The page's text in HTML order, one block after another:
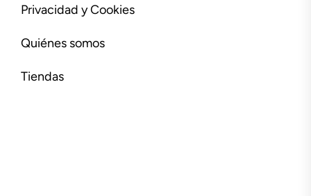
Privacidad y Cookies
Quiénes somos
Tiendas